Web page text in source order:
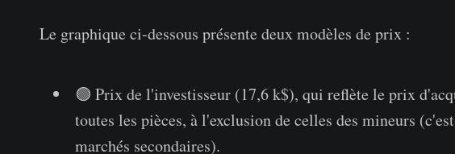
Le graphique ci-dessous présente deux modèles de prix :
🟢 Prix de l'investisseur (17,6 k$), qui reflète le prix
toutes les pièces, à l'exclusion de celles des mineurs
marchés secondaires).